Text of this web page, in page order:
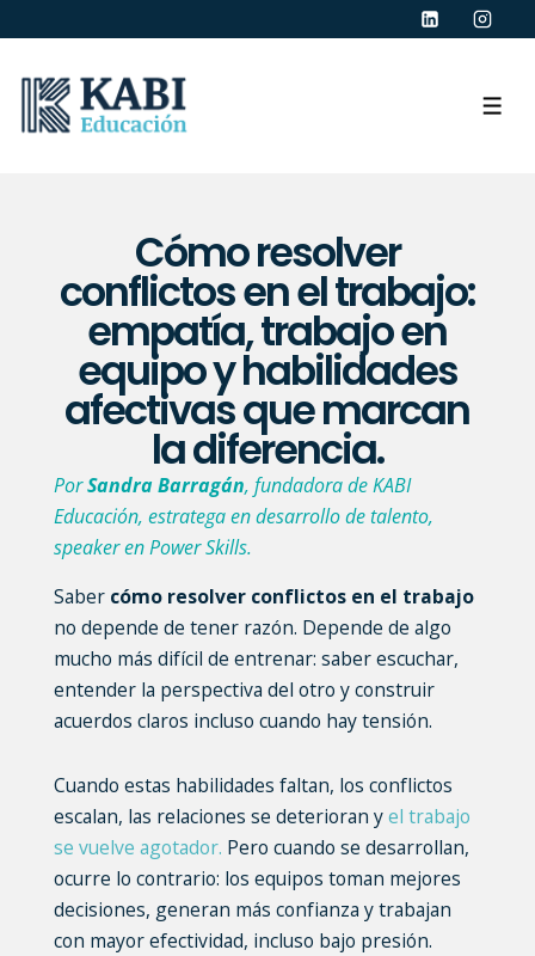
Cómo resolver
conflictos en el trabajo:
empatía, trabajo en
equipo y habilidades
afectivas que marcan
la diferencia.
PorSandra Barragán, fundadora de KABI
Educación, estratega en desarrollo de talento,
speaker en Power Skills.
Saber cómo resolver conflictos en el trabajo
no depende de tener razón. Depende de algo
mucho más difícil de entrenar: saber escuchar,
entender la perspectiva del otro y construir
acuerdos claros incluso cuando hay tensión.
Cuando estas habilidades faltan, los conflictos
escalan, las relaciones se deterioran yel trabajo
se vuelve agotador. Pero cuando se desarrollan,
ocurre lo contrario: los equipos toman mejores
decisiones, generan más confianza y trabajan
con mayor efectividad, incluso bajo presión.